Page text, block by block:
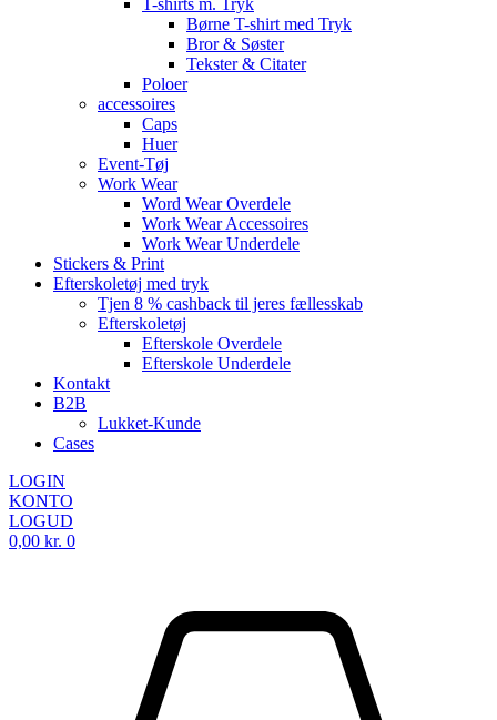
T-shirts m. Tryk
Børne T-shirt med Tryk
Bror & Søster
Tekster & Citater
Poloer
accessoires
Caps
Huer
Event-Tøj
Work Wear
Word Wear Overdele
Work Wear Accessoires
Work Wear Underdele
Stickers & Print
Efterskoletøj med tryk
Tjen 8 % cashback til jeres fællesskab
Efterskoletøj
Efterskole Overdele
Efterskole Underdele
Kontakt
B2B
Lukket-Kunde
Cases
LOGIN
KONTO
LOGUD
0,00 kr. 0